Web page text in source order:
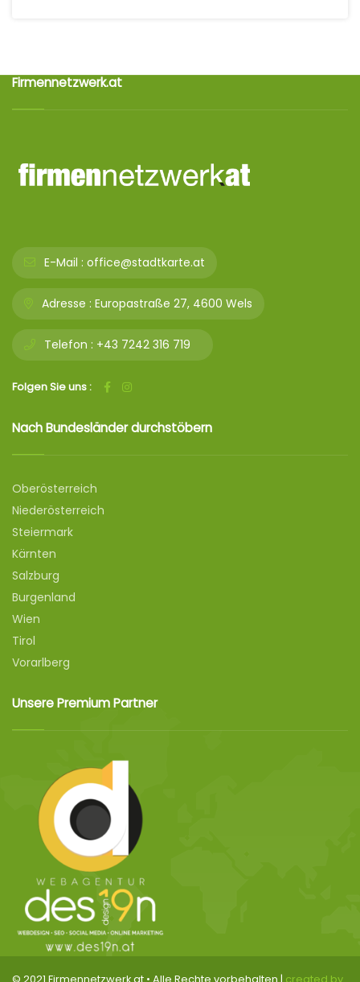
Firmennetzwerk.at
E-Mail : office@stadtkarte.at
Adresse : Europastraße 27, 4600 Wels
Telefon : +43 7242 316 719
Folgen Sie uns :
Nach Bundesländer durchstöbern
Oberösterreich
Niederösterreich
Steiermark
Kärnten
Salzburg
Burgenland
Wien
Tirol
Vorarlberg
Unsere Premium Partner